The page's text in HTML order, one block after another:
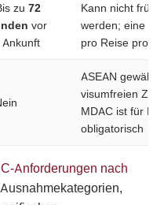
zu 72
vor
Kann nicht
werden; eine
pro Reise pro
ASEAN gewährt
visumfreien
MDAC ist für
obligatorisch
Anforderungen nach